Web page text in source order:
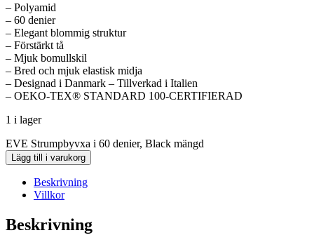
– Polyamid
– 60 denier
– Elegant blommig struktur
– Förstärkt tå
– Mjuk bomullskil
– Bred och mjuk elastisk midja
– Designad i Danmark – Tillverkad i Italien
– OEKO-TEX® STANDARD 100-CERTIFIERAD
1 i lager
EVE Strumpbyvxa i 60 denier, Black mängd
Lägg till i varukorg
Beskrivning
Villkor
Beskrivning